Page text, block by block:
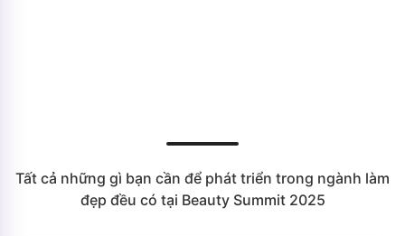
Tất cả những gì bạn cần để phát triển trong ngành làm
đẹp đều có tại Beauty Summit 2025